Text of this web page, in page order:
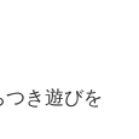
き遊びを